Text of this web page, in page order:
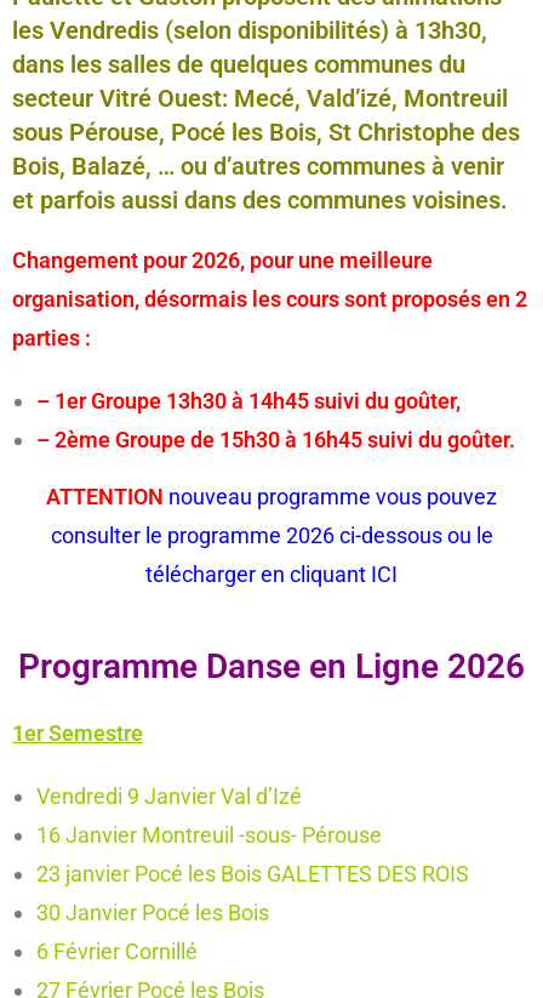
les Vendredis (selon disponibilités) à 13h30,
dans les salles de quelques communes du
secteur Vitré Ouest: Mecé, Vald’izé, Montreuil
sous Pérouse, Pocé les Bois, St Christophe des
Bois, Balazé, … ou d’autres communes à venir
et parfois aussi dans des communes voisines.
Changement pour 2026, pour une meilleure
organisation, désormais les cours sont proposés en 2
parties :
– 1er Groupe 13h30 à 14h45 suivi du goûter,
– 2ème Groupe de 15h30 à 16h45 suivi du goûter.
ATTENTION nouveau programme vous pouvez
consulter le programme 2026 ci-dessous ou le
télécharger en cliquant ICI
Programme Danse en Ligne 2026
1er Semestre
Vendredi 9 Janvier Val d’Izé
16 Janvier Montreuil -sous- Pérouse
23 janvier Pocé les Bois GALETTES DES ROIS
30 Janvier Pocé les Bois
6 Février Cornillé
27 Février Pocé les Bois